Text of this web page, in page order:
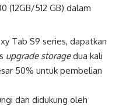
(12GB/512 GB) dalam
Tab S9 series, dapatkan
upgrade storagedua kali
50% untuk pembelian
dan didukung oleh